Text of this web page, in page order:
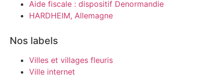
Aide fiscale : dispositif Denormandie
HARDHEIM, Allemagne
Nos labels
Villes et villages fleuris
Ville internet